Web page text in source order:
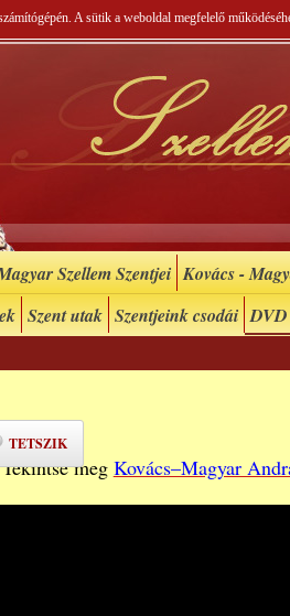
A sütik a weboldal megfelelő
Szellem Szentjei Kovács -
Szent utak Szentjeink csodái DVD
TETSZIK
Tekintse meg Kovács–Magyar